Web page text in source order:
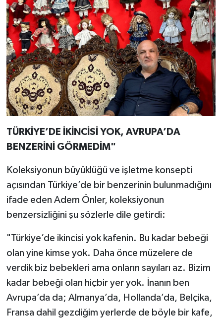
TÜRKİYE’DE İKİNCİSİ YOK, AVRUPA’DA
BENZERİNİ GÖRMEDİM"
Koleksiyonun büyüklüğü ve işletme konsepti
açısından Türkiye’de bir benzerinin bulunmadığını
ifade eden Adem Önler, koleksiyonun
benzersizliğini şu sözlerle dile getirdi:
"Türkiye’de ikincisi yok kafenin. Bu kadar bebeği
olan yine kimse yok. Daha önce müzelere de
verdik biz bebekleri ama onların sayıları az. Bizim
kadar bebeği olan hiçbir yer yok. İnanın ben
Avrupa’da da; Almanya’da, Hollanda’da, Belçika,
Fransa dahil gezdiğim yerlerde de böyle bir kafe,